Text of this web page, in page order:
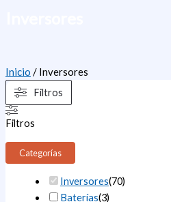
Inicio / Inversores
Filtros
Filtros
Categorías
Inversores(70)
Baterías(3)